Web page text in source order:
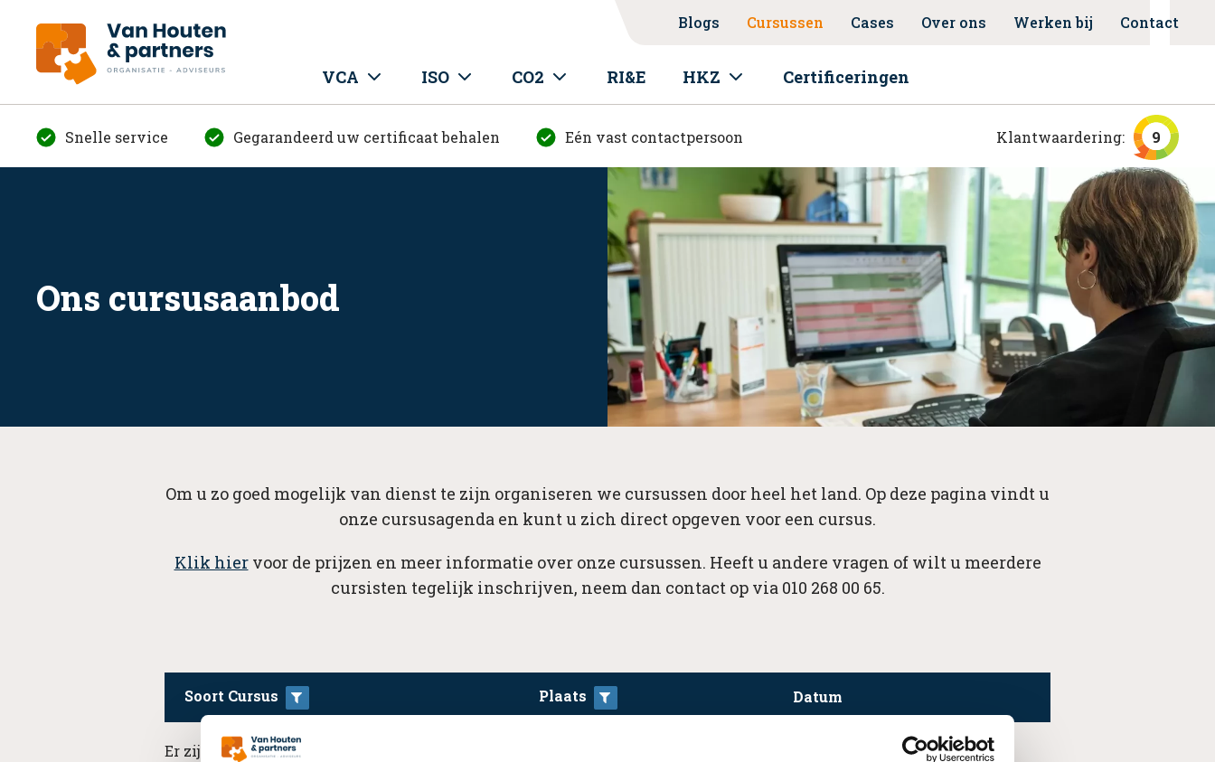
Blogs Cursussen Cases Over ons Werken bij Contact
VCA ISO CO2 RI&E HKZ Certificeringen
Snelle service Gegarandeerd uw certificaat behalen Eén vast contactpersoon Klantwaardering: 9
Ons cursusaanbod
Om u zo goed mogelijk van dienst te zijn organiseren we cursussen door heel het land. Op deze pagina vindt u
onze cursusagenda en kunt u zich direct opgeven voor een cursus.
Klik hiervoor de prijzen en meer informatie over onze cursussen. Heeft u andere vragen of wilt u meerdere
cursisten tegelijk inschrijven, neem dan contact op via 010 268 00 65.
Soort Cursus Plaats Datum
Er zijn geen resultaten beschikbaar.